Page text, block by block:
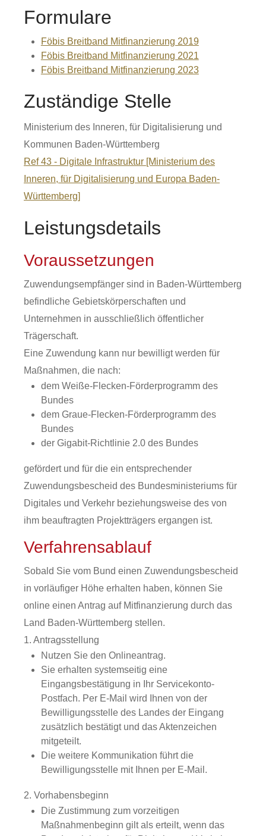
Formulare
Föbis Breitband Mitfinanzierung 2019
Föbis Breitband Mitfinanzierung 2021
Föbis Breitband Mitfinanzierung 2023
Zuständige Stelle
Ministerium des Inneren, für Digitalisierung und
Kommunen Baden-Württemberg
Ref 43 - Digitale Infrastruktur [Ministerium des
Inneren, für Digitalisierung und Europa Baden-
Württemberg]
Leistungsdetails
Voraussetzungen
Zuwendungsempfänger sind in Baden-Württemberg
befindliche Gebietskörperschaften und
Unternehmen in ausschließlich öffentlicher
Trägerschaft.
Eine Zuwendung kann nur bewilligt werden für
Maßnahmen, die nach:
dem Weiße-Flecken-Förderprogramm des
Bundes
dem Graue-Flecken-Förderprogramm des
Bundes
der Gigabit-Richtlinie 2.0 des Bundes
gefördert und für die ein entsprechender
Zuwendungsbescheid des Bundesministeriums für
Digitales und Verkehr beziehungsweise des von
ihm beauftragten Projektträgers ergangen ist.
Verfahrensablauf
Sobald Sie vom Bund einen Zuwendungsbescheid
in vorläufiger Höhe erhalten haben, können Sie
online einen Antrag auf Mitfinanzierung durch das
Land Baden-Württemberg stellen.
1. Antragsstellung
Nutzen Sie den Onlineantrag.
Sie erhalten systemseitig eine
Eingangsbestätigung in Ihr Servicekonto-
Postfach. Per E-Mail wird Ihnen von der
Bewilligungsstelle des Landes der Eingang
zusätzlich bestätigt und das Aktenzeichen
mitgeteilt.
Die weitere Kommunikation führt die
Bewilligungsstelle mit Ihnen per E-Mail.
2. Vorhabensbeginn
Die Zustimmung zum vorzeitigen
Maßnahmenbeginn gilt als erteilt, wenn das